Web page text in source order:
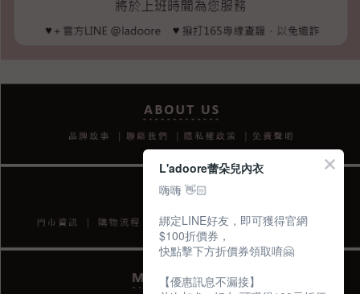
L'adoore蕾朵兒內衣
嗨嗨 👋🏻
綁定LINE好友，即可獲得官網
$100折價券，
快點擊下方折價券領取唷🤗
【優惠訊息不漏接】